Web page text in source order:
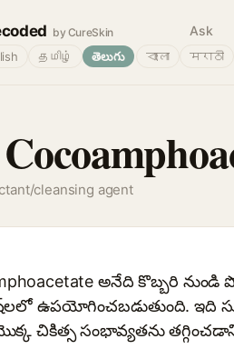
by CureSkin Ask
தமிழ் తెలుగు বাংলা मराठी
cleansing agent
అనేది కొబ్బరి
ఉపయోగించబడుతుంది. ఇది
చికిత్స సంభావ్యతను